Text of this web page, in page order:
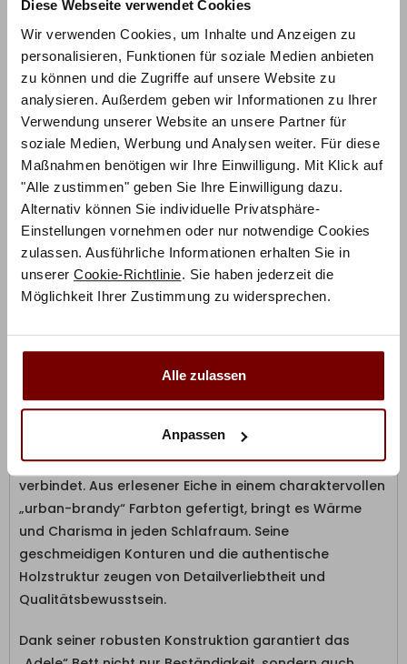
Diese Webseite verwendet Cookies
Wir verwenden Cookies, um Inhalte und Anzeigen zu
personalisieren, Funktionen für soziale Medien anbieten
zu können und die Zugriffe auf unsere Website zu
analysieren. Außerdem geben wir Informationen zu Ihrer
Verwendung unserer Website an unsere Partner für
soziale Medien, Werbung und Analysen weiter. Für diese
Maßnahmen benötigen wir Ihre Einwilligung. Mit Klick auf
"Alle zustimmen" geben Sie Ihre Einwilligung dazu.
Alternativ können Sie individuelle Privatsphäre-
Einstellungen vornehmen oder nur notwendige Cookies
zulassen. Ausführliche Informationen erhalten Sie in
unserer Cookie-Richtlinie. Sie haben jederzeit die
Möglichkeit Ihrer Zustimmung zu widersprechen.
Alle zulassen
Anpassen
0,00 € 0,00 €
inkl. MwSt.
IN DEN WARENKORB
Lieferzeit:4-6 Wochen
10%
RABATT BEI ZAHLUNG PER
VORKASSE / ÜBERWEISUNG
Produktbeschreibung
Das Bett „Adele“ ist ein Komfortbett der
Handwerkskunst, das Tradition und Moderne mühelos
verbindet. Aus erlesener Eiche in einem charaktervollen
„urban-brandy“ Farbton gefertigt, bringt es Wärme
und Charisma in jeden Schlafraum. Seine
geschmeidigen Konturen und die authentische
Holzstruktur zeugen von Detailverliebtheit und
Qualitätsbewusstsein.
Dank seiner robusten Konstruktion garantiert das